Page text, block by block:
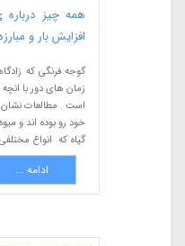
همه چیز
افزایش بار و
گوجه فرنگی که
زمان های دور با
است . مطالعات
خود رو بوده اند و
گیاه که انواع
در انجا توسط
ادامه ...